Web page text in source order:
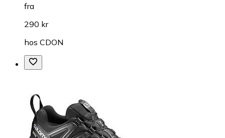
fra
290 kr
hos CDON